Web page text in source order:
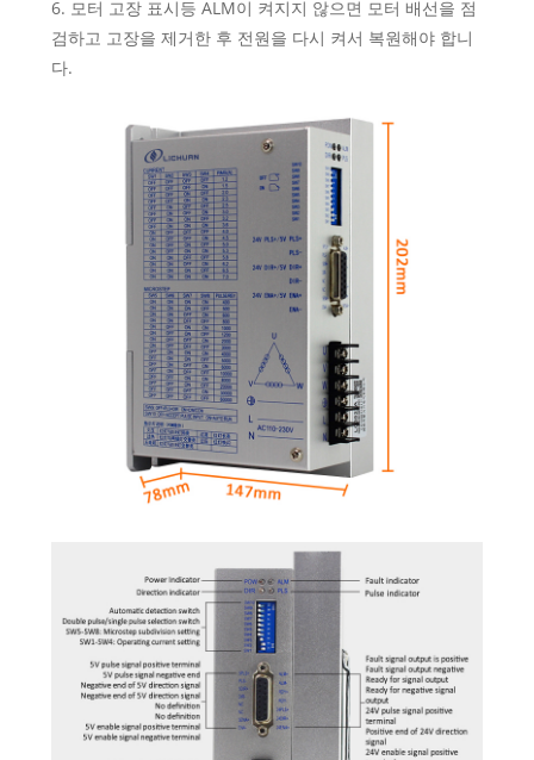
6. 모터 고장 표시등 ALM이 켜지지 않으면 모터 배선을 점
검하고 고장을 제거한 후 전원을 다시 켜서 복원해야 합니
다.